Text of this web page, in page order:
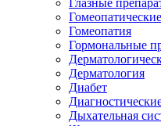
Глазные
Гомеопатия
Гормональные
Дерматология
Диабет
Дыхательная